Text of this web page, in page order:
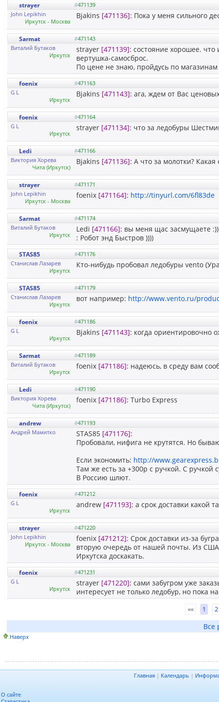
strayer #471139
John Lepikhin
Иркутск - Москва
Bjakins [471136]: Пока у меня сильного
Sarmat #471143
Виталий Бутаков
Иркутск
strayer [471139]: состояние хорошее.
вертушка-самосброс.
По цене не знаю, пройдусь по
foenix #471163
G L
Иркутск
Bjakins [471143]: ага, ждем от Вас
foenix #471164
G L
Иркутск
strayer [471134]: что за ледобуры
Ledi #471166
Виктория Хорева
Чита (Иркутск)
Bjakins [471136]: А что за молотки?
strayer #471171
John Lepikhin
Иркутск - Москва
foenix [471164]: http://tinyurl.com/6fl83de
Sarmat #471174
Виталий Бутаков
Иркутск
Ledi [471166]: вы меня щас засмущаете
: Робот энд Быстров ))))
STAS85 #471176
Станислав Лазарев
Иркутск
Кто-нибудь пробовал ледобуры vento
STAS85 #471179
Станислав Лазарев
Иркутск
вот например: http://www.vento.ru/
foenix #471186
G L
Иркутск
Bjakins [471143]: когда ориентировочно
Sarmat #471189
Виталий Бутаков
Иркутск
foenix [471186]: надеюсь, в среду вам
Ledi #471190
Виктория Хорева
Чита (Иркутск)
foenix [471186]: Turbo Express
andrew #471193
Андрей Мамитко
STAS85 [471176]:
Пробовали, нифига не крутятся. Но
Если экономить: http://
Там же есть за +300р с ручкой. С ручкой
В Россию шлют.
foenix #471212
G L
Иркутск
andrew [471193]: а срок доставки какой
strayer #471220
John Lepikhin
Иркутск - Москва
foenix [471212]: Срок доставки из-за
вторую очередь от нашей почты. Из США
Иркутска доскакать.
foenix #471231
G L
Иркутск
strayer [471220]: сами забугром уже
интересует не только ледобур, но пока
«« 1 2
Все
Наверх
Главная | Календарь |
О сайте